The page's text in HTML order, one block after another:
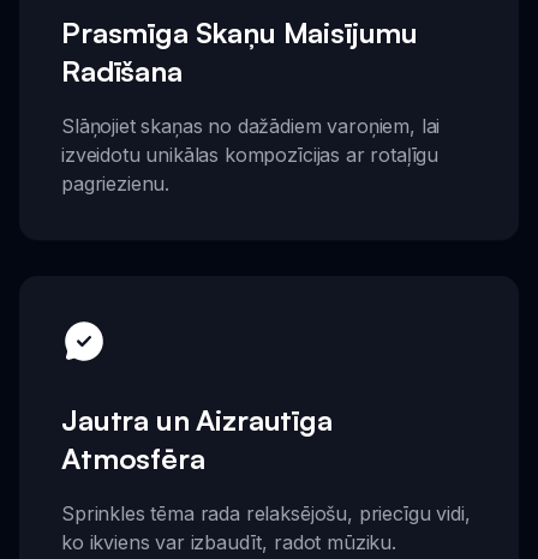
Prasmīga Skaņu Maisījumu
Radīšana
Slāņojiet skaņas no dažādiem varoņiem, lai
izveidotu unikālas kompozīcijas ar rotaļīgu
pagriezienu.
Jautra un Aizrautīga
Atmosfēra
Sprinkles tēma rada relaksējošu, priecīgu vidi,
ko ikviens var izbaudīt, radot mūziku.